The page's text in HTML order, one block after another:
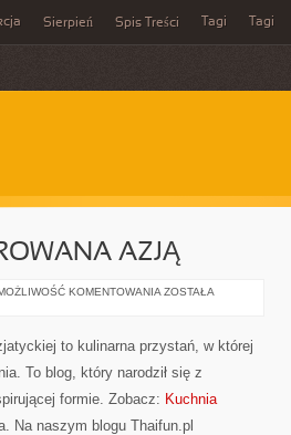
Sierpień Spis Treści Tagi Tagi
AZJĄ
KOMENTOWANIA KUCHNIA
ZOSTAŁA
to kulinarna przystań, w której
To blog, który narodził się z
formie. Zobacz: Kuchnia
Na naszym blogu Thaifun.pl